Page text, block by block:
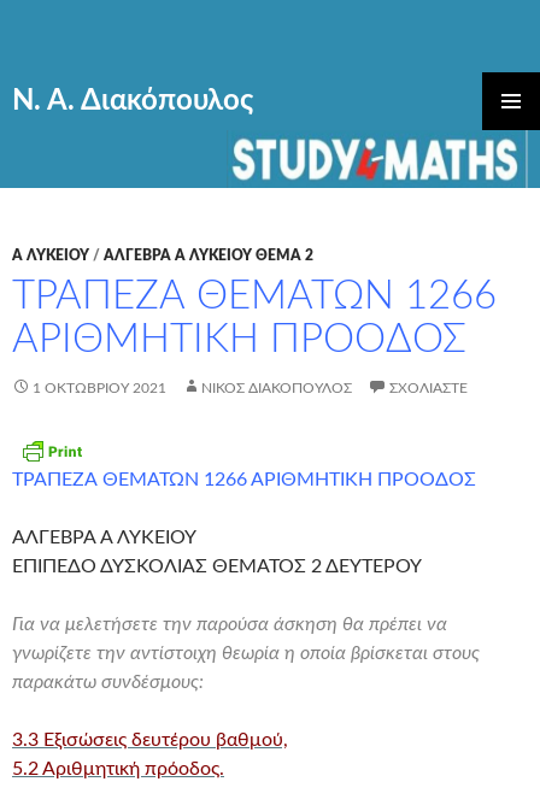
Ν. Α. Διακόπουλος
ΚΎΡΙΟ
ΜΕΝΟΎ
Α ΛΥΚΕΊΟΥ / ΑΛΓΕΒΡΑ Α ΛΥΚΕΙΟΥ ΘΕΜΑ 2
ΤΡΑΠΕΖΑ ΘΕΜΑΤΩΝ 1266
ΑΡΙΘΜΗΤΙΚΗ ΠΡΟΟΔΟΣ
1 ΟΚΤΩΒΡΊΟΥ 2021 ΝΊΚΟΣ ΔΙΑΚΌΠΟΥΛΟΣ ΣΧΟΛΙΆΣΤΕ
ΤΡΑΠΕΖΑ ΘΕΜΑΤΩΝ 1266 ΑΡΙΘΜΗΤΙΚΗ ΠΡΟΟΔΟΣ
ΑΛΓΕΒΡΑ Α ΛΥΚΕΙΟΥ
ΕΠΙΠΕΔΟ ΔΥΣΚΟΛΙΑΣ ΘΕΜΑΤΟΣ 2 ΔΕΥΤΕΡΟΥ
Για να μελετήσετε την παρούσα άσκηση θα πρέπει να
γνωρίζετε την αντίστοιχη θεωρία η οποία βρίσκεται στους
παρακάτω συνδέσμους:
3.3 Εξισώσεις δευτέρου βαθμού,
5.2 Αριθμητική πρόοδος.